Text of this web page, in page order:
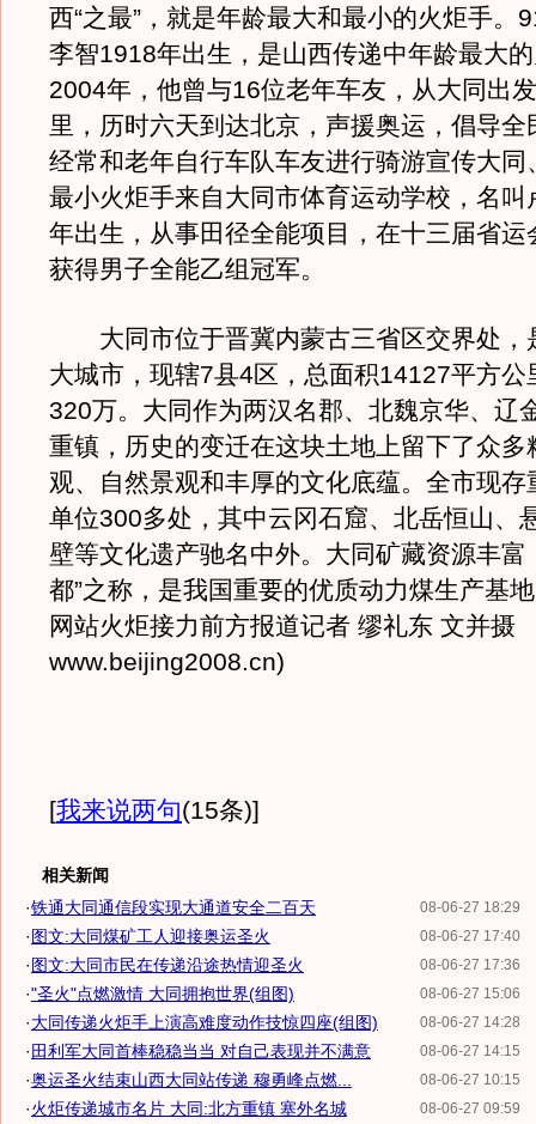
西“之最”，就是年龄最大和最小的火炬手。
李智1918年出生，是山西传递中年龄最大
2004年，他曾与16位老年车友，从大同出
里，历时六天到达北京，声援奥运，倡导全
经常和老年自行车队车友进行骑游宣传大同
最小火炬手来自大同市体育运动学校，名
年出生，从事田径全能项目，在十三届省运
获得男子全能乙组冠军。
大同市位于晋冀内蒙古三省区交界处，
大城市，现辖7县4区，总面积14127平方公
320万。大同作为两汉名郡、北魏京华、辽
重镇，历史的变迁在这块土地上留下了众多
观、自然景观和丰厚的文化底蕴。全市现存
单位300多处，其中云冈石窟、北岳恒山、
壁等文化遗产驰名中外。大同矿藏资源丰富
都”之称，是我国重要的优质动力煤生产基
网站火炬接力前方报道记者 缪礼东 文并摄
www.beijing2008.cn)
[我来说两句(15条)]
相关新闻
08-06-27 18:29
·铁通大同通信段实现大通道安全二百天
08-06-27 17:40
·图文:大同煤矿工人迎接奥运圣火
08-06-27 17:36
·图文:大同市民在传递沿途热情迎圣火
08-06-27 15:06
·"圣火"点燃激情 大同拥抱世界(组图)
08-06-27 14:28
·大同传递火炬手上演高难度动作技惊四座(组图)
08-06-27 14:15
· 田利军大同首棒稳稳当当 对自己表现并不满意
08-06-27 10:15
·奥运圣火结束山西大同站传递 穆勇峰点燃...
08-06-27 09:59
·火炬传递城市名片 大同:北方重镇 塞外名城